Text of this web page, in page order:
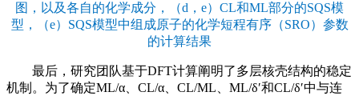
图，以及各自的化学成分，（d，e）CL和ML部分的SQS模
型，（e）SQS模型中组成原子的化学短程有序（SRO）参数
的计算结果
最后，研究团队基于DFT计算阐明了多层核壳结构的稳定
机制。为了确定ML/α、CL/α、CL/ML、ML/δ′和CL/δ′中与连